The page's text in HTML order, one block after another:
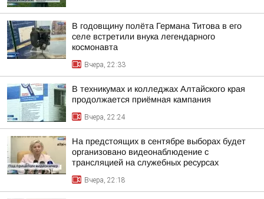
В годовщину полёта Германа Титова в его
селе встретили внука легендарного
космонавта
Вчера, 22:33
В техникумах и колледжах Алтайского края
продолжается приёмная кампания
Вчера, 22:24
На предстоящих в сентябре выборах будет
организовано видеонаблюдение с
трансляцией на служебных ресурсах
Вчера, 22:18